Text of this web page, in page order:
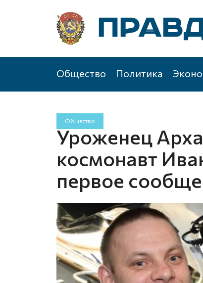
Общество Политика
Общество
Уроженец
космонавт
первое